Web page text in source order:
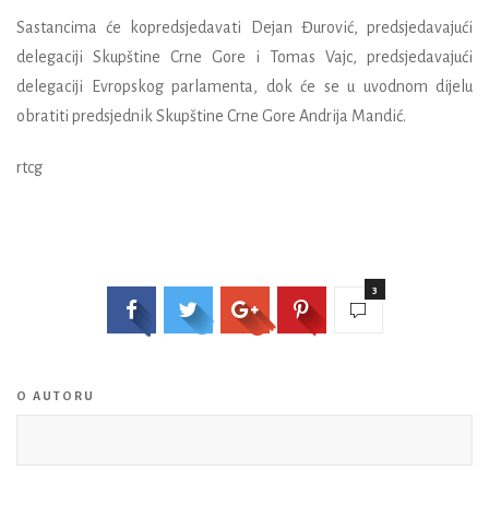
Sastancima će kopredsjedavati Dejan Đurović, predsjedavajući
delegaciji Skupštine Crne Gore i Tomas Vajc, predsjedavajući
delegaciji Evropskog parlamenta, dok će se u uvodnom dijelu
obratiti predsjednik Skupštine Crne Gore Andrija Mandić.
rtcg
3
O AUTORU